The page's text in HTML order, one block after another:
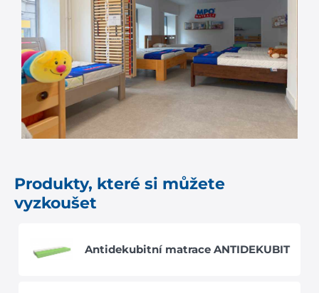
Produkty, které si můžete
vyzkoušet
Antidekubitní matrace ANTIDEKUBIT